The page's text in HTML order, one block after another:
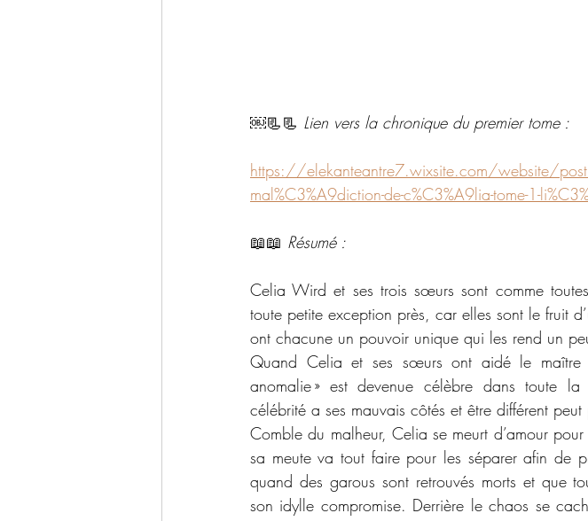
￼📃📃 Lien vers la chronique du premier tome :
https://elekanteantre7.wixsite.com/website/post/
mal%C3%A9diction-de-c%C3%A9lia-tome-1-
📖📖 Résumé :
Celia Wird et ses trois sœurs sont comme
toute petite exception près, car elles sont le fruit
ont chacune un pouvoir unique qui les rend un
Quand Celia et ses sœurs ont aidé le
anomalie » est devenue célèbre dans toute
célébrité a ses mauvais côtés et être différent
Comble du malheur, Celia se meurt d’amour
sa meute va tout faire pour les séparer afin de
quand des garous sont retrouvés morts et que
son idylle compromise. Derrière le chaos se